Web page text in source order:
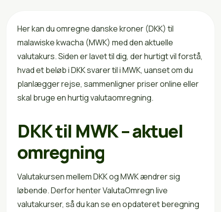
Her kan du omregne danske kroner (DKK) til
malawiske kwacha (MWK) med den aktuelle
valutakurs. Siden er lavet til dig, der hurtigt vil forstå,
hvad et beløb i DKK svarer til i MWK, uanset om du
planlægger rejse, sammenligner priser online eller
skal bruge en hurtig valutaomregning.
DKK til MWK – aktuel
omregning
Valutakursen mellem DKK og MWK ændrer sig
løbende. Derfor henter ValutaOmregn live
valutakurser, så du kan se en opdateret beregning